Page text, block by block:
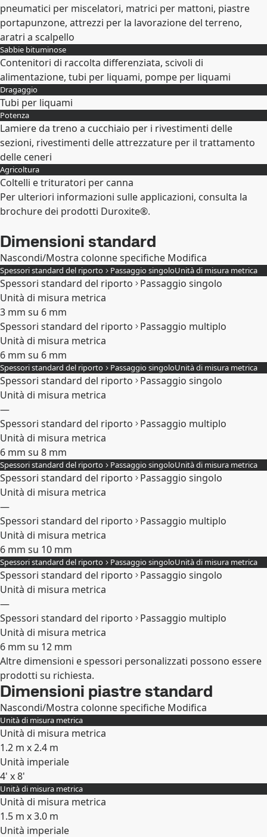
pneumatici per miscelatori, matrici per mattoni, piastre
portapunzone, attrezzi per la lavorazione del terreno,
aratri a scalpello
Espandi
Sabbie bituminose
Contenitori di raccolta differenziata, scivoli di
alimentazione, tubi per liquami, pompe per liquami
Espandi
Dragaggio
Tubi per liquami
Espandi
Potenza
Lamiere da treno a cucchiaio per i rivestimenti delle
sezioni, rivestimenti delle attrezzature per il trattamento
delle ceneri
Espandi
Agricoltura
Coltelli e trituratori per canna
Espandi
Per ulteriori informazioni sulle applicazioni, consulta la
brochure dei prodotti Duroxite®.
Dimensioni standard
Nascondi/Mostra colonne specifiche Modifica
Spessori standard del riporto Passaggio singoloUnità di misura metrica
Spessori standard del riporto
Passaggio singolo
Unità di misura metrica
3 mm su 6 mm
Spessori standard del riporto
Passaggio multiplo
Unità di misura metrica
6 mm su 6 mm
Espandi
Spessori standard del riporto Passaggio singoloUnità di misura metrica
Spessori standard del riporto
Passaggio singolo
Unità di misura metrica
—
Spessori standard del riporto
Passaggio multiplo
Unità di misura metrica
6 mm su 8 mm
Espandi
Spessori standard del riporto Passaggio singoloUnità di misura metrica
Spessori standard del riporto
Passaggio singolo
Unità di misura metrica
—
Spessori standard del riporto
Passaggio multiplo
Unità di misura metrica
6 mm su 10 mm
Espandi
Spessori standard del riporto Passaggio singoloUnità di misura metrica
Spessori standard del riporto
Passaggio singolo
Unità di misura metrica
—
Spessori standard del riporto
Passaggio multiplo
Unità di misura metrica
6 mm su 12 mm
Espandi
Altre dimensioni e spessori personalizzati possono essere
prodotti su richiesta.
Dimensioni piastre standard
Nascondi/Mostra colonne specifiche Modifica
Unità di misura metrica
Unità di misura metrica
1.2 m x 2.4 m
Unità imperiale
4' x 8'
Espandi
Unità di misura metrica
Unità di misura metrica
1.5 m x 3.0 m
Unità imperiale